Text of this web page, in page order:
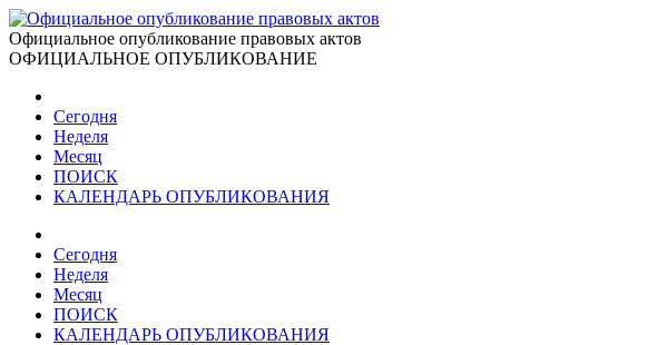
Официальное опубликование правовых актов
ОФИЦИАЛЬНОЕ ОПУБЛИКОВАНИЕ
Сегодня
Неделя
Месяц
ПОИСК
КАЛЕНДАРЬ ОПУБЛИКОВАНИЯ
Сегодня
Неделя
Месяц
ПОИСК
КАЛЕНДАРЬ ОПУБЛИКОВАНИЯ